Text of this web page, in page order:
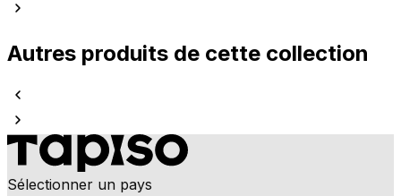
Autres produits de cette collection
Sélectionner un pays